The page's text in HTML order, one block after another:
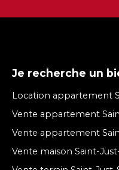
Je recherche un
Location appartement
Vente appartement
Vente appartement
Vente maison Saint-